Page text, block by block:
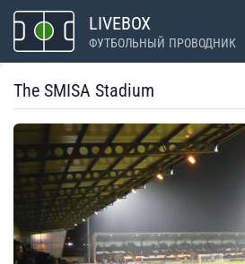
Перейти
содержимому
LIVEBOX
ФУТБОЛЬНЫЙ ПРОВОДНИК
The SMISA Stadium